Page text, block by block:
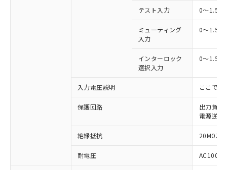
テスト入力 0～1.5V
ミューティング
入力
0～1.5V
インターロック
選択入力
0～1.5V
入力電圧説明 ここでの
保護回路
出力負荷
電源逆接
絶縁抵抗 20MΩ以
耐電圧